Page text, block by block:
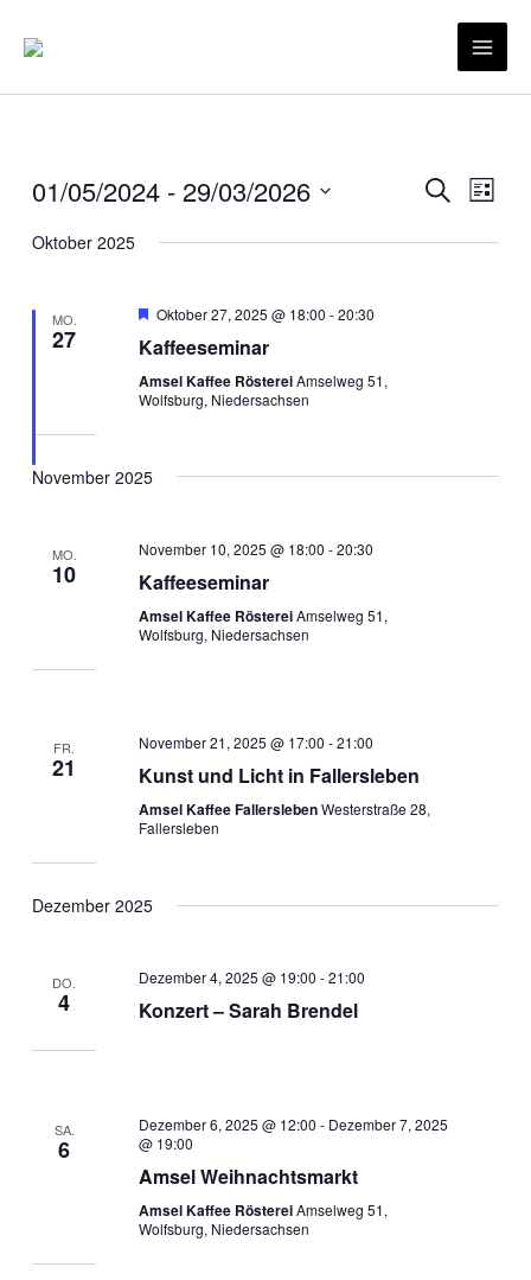
Inhalt
und
SucheListe
01/05/2024 - 29/03/2026
wählen.
Oktober 2025
MO.
27
Hervorgehoben
Oktober 27, 2025 @ 18:00 -20:30
Kaffeeseminar
Amsel Kaffee RöstereiAmselweg 51,
Wolfsburg, Niedersachsen
November 2025
MO.
10
November 10, 2025 @ 18:00 -20:30
Kaffeeseminar
Amsel Kaffee RöstereiAmselweg 51,
Wolfsburg, Niedersachsen
FR.
21
November 21, 2025 @ 17:00 -21:00
Kunst und Licht in Fallersleben
Amsel Kaffee FallerslebenWesterstraße 28,
Fallersleben
Dezember 2025
DO.
4
Dezember 4, 2025 @ 19:00 -21:00
Konzert – Sarah Brendel
SA.
6
Dezember 6, 2025 @ 12:00 - Dezember 7, 2025
@ 19:00
Amsel Weihnachtsmarkt
Amsel Kaffee RöstereiAmselweg 51,
Wolfsburg, Niedersachsen